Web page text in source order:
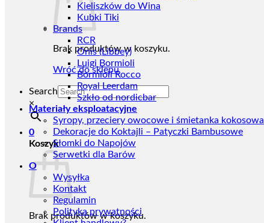
Brak produktów w koszyku.
Wróć do sklepu
Search
×
0
Koszyk
Brak produktów w koszyku.
Kieliszków do Wina
Kubki Tiki
Brands
RCR
Onis (Libbey)
Luigi Bormioli
Bormioli Rocco
Royal Leerdam
Szkło od nordicbar
Materiały eksploatacyjne
Syropy, przeciery owocowe i śmietanka kokosowa
Dekoracje do Koktajli – Patyczki Bambusowe
Słomki do Napojów
Serwetki dla Barów
O
Wysyłka
Kontakt
Regulamin
Polityka prywatności